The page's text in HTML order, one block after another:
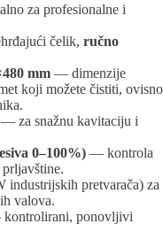
za profesionalne i
čelik, ručno
mm — dimenzije
koji možete čistiti, ovisno
— za snažnu kavitaciju i
0–100%) — kontrola
pretvarača) za
valova.
ponovljivi